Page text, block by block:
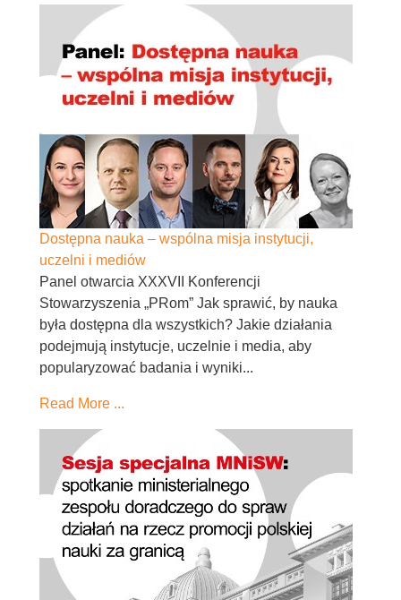
Dostępna nauka – wspólna misja instytucji,
uczelni i mediów
Panel otwarcia XXXVII Konferencji
Stowarzyszenia „PRom” Jak sprawić, by nauka
była dostępna dla wszystkich? Jakie działania
podejmują instytucje, uczelnie i media, aby
popularyzować badania i wyniki...
Read More ...